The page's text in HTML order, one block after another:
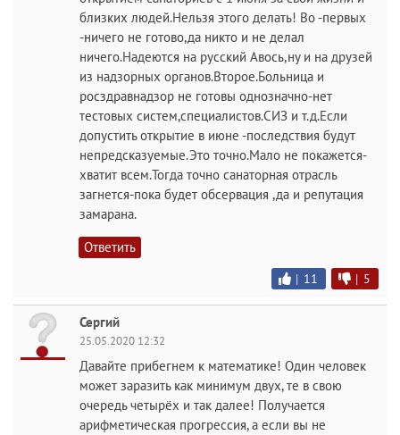
близких людей.Нельзя этого делать! Во -первых
-ничего не готово,да никто и не делал
ничего.Надеются на русский Авось,ну и на друзей
из надзорных органов.Второе.Больница и
росздравнадзор не готовы однозначно-нет
тестовых систем,специалистов.СИЗ и т.д.Если
допустить открытие в июне -последствия будут
непредсказуемые.Это точно.Мало не покажется-
хватит всем.Тогда точно санаторная отрасль
загнется-пока будет обсервация ,да и репутация
замарана.
Ответить
| 11 | 5
Сергий
25.05.2020 12:32
Давайте прибегнем к математике! Один человек
может заразить как минимум двух, те в свою
очередь четырёх и так далее! Получается
арифметическая прогрессия, а если вы не